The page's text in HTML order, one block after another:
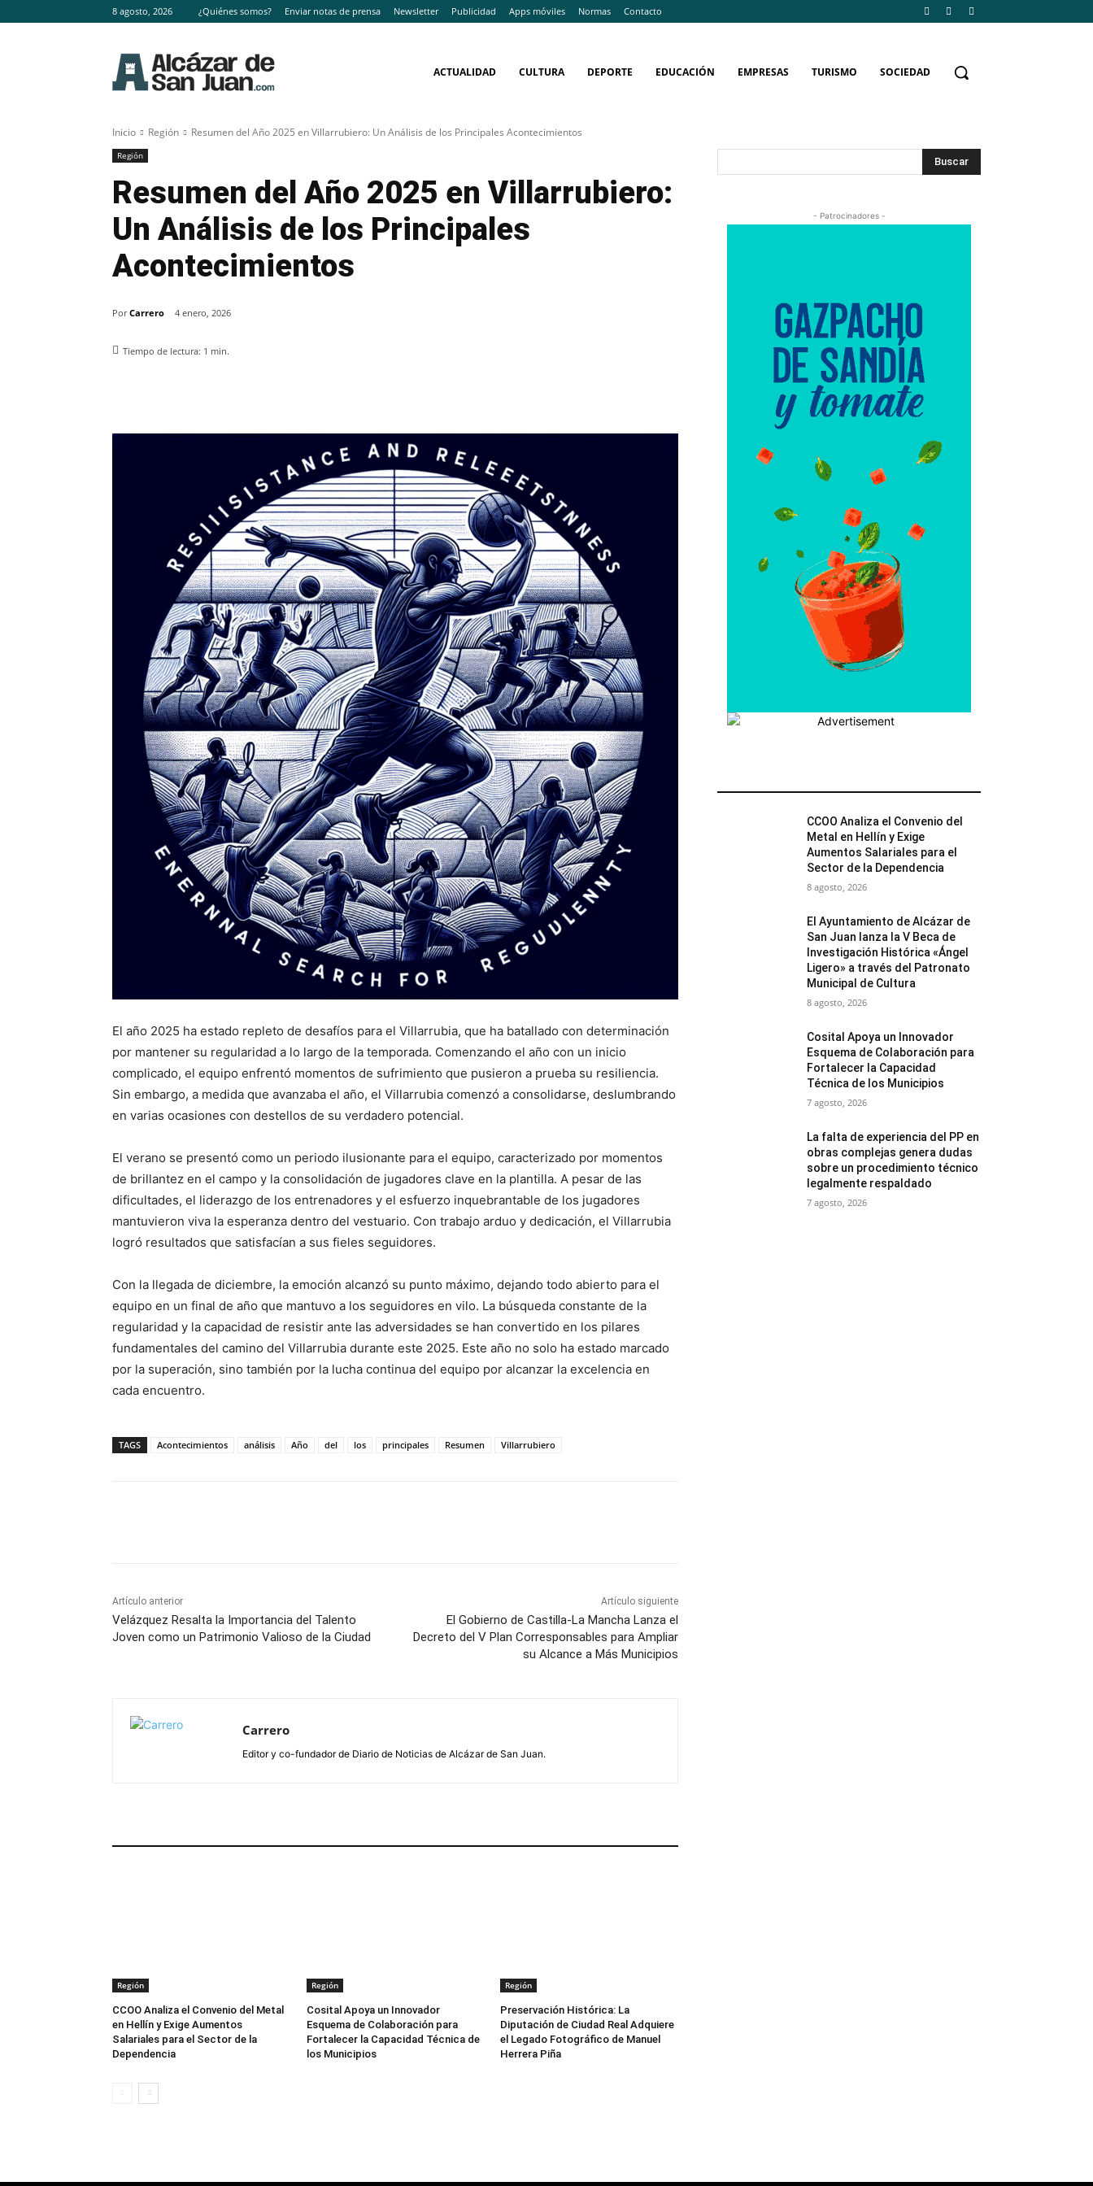
8 agosto, 2026 ¿Quiénes somos? Enviar notas de prensa Newsletter Publicidad Apps móviles Normas Contacto
ACTUALIDAD CULTURA DEPORTE EDUCACIÓN EMPRESAS TURISMO SOCIEDAD
Inicio Región Resumen del Año 2025 en Villarrubiero: Un Análisis de los Principales Acontecimientos
Región
Resumen del Año 2025 en Villarrubiero:
Un Análisis de los Principales
Acontecimientos
Por Carrero 4 enero, 2026
Tiempo de lectura: 1 min.
El año 2025 ha estado repleto de desafíos para el Villarrubia, que ha batallado con determinación
por mantener su regularidad a lo largo de la temporada. Comenzando el año con un inicio
complicado, el equipo enfrentó momentos de sufrimiento que pusieron a prueba su resiliencia.
Sin embargo, a medida que avanzaba el año, el Villarrubia comenzó a consolidarse, deslumbrando
en varias ocasiones con destellos de su verdadero potencial.
El verano se presentó como un periodo ilusionante para el equipo, caracterizado por momentos
de brillantez en el campo y la consolidación de jugadores clave en la plantilla. A pesar de las
dificultades, el liderazgo de los entrenadores y el esfuerzo inquebrantable de los jugadores
mantuvieron viva la esperanza dentro del vestuario. Con trabajo arduo y dedicación, el Villarrubia
logró resultados que satisfacían a sus fieles seguidores.
Con la llegada de diciembre, la emoción alcanzó su punto máximo, dejando todo abierto para el
equipo en un final de año que mantuvo a los seguidores en vilo. La búsqueda constante de la
regularidad y la capacidad de resistir ante las adversidades se han convertido en los pilares
fundamentales del camino del Villarrubia durante este 2025. Este año no solo ha estado marcado
por la superación, sino también por la lucha continua del equipo por alcanzar la excelencia en
cada encuentro.
TAGS Acontecimientos análisis Año del los principales Resumen Villarrubiero
Artículo anterior
Velázquez Resalta la Importancia del Talento
Joven como un Patrimonio Valioso de la Ciudad
Artículo siguiente
El Gobierno de Castilla-La Mancha Lanza el
Decreto del V Plan Corresponsables para Ampliar
su Alcance a Más Municipios
Carrero
Editor y co-fundador de Diario de Noticias de Alcázar de San Juan.
Región
CCOO Analiza el Convenio del Metal
en Hellín y Exige Aumentos
Salariales para el Sector de la
Dependencia
Región
Cosital Apoya un Innovador
Esquema de Colaboración para
Fortalecer la Capacidad Técnica de
los Municipios
Región
Preservación Histórica: La
Diputación de Ciudad Real Adquiere
el Legado Fotográfico de Manuel
Herrera Piña
Buscar
- Patrocinadores -
CCOO Analiza el Convenio del
Metal en Hellín y Exige
Aumentos Salariales para el
Sector de la Dependencia
8 agosto, 2026
El Ayuntamiento de Alcázar de
San Juan lanza la V Beca de
Investigación Histórica «Ángel
Ligero» a través del Patronato
Municipal de Cultura
8 agosto, 2026
Cosital Apoya un Innovador
Esquema de Colaboración para
Fortalecer la Capacidad
Técnica de los Municipios
7 agosto, 2026
La falta de experiencia del PP en
obras complejas genera dudas
sobre un procedimiento técnico
legalmente respaldado
7 agosto, 2026